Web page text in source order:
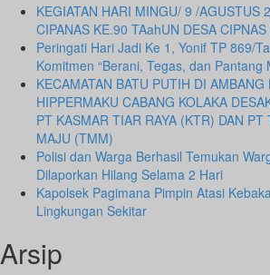
KEGIATAN HARI MINGU/ 9 /AGUSTUS
CIPANAS KE.90 TAahUN DESA
Peringati Hari Jadi Ke 1, Yonif TP 869/
Komitmen “Berani, Tegas, dan Pantang
KECAMATAN BATU PUTIH DI AMBANG
HIPPERMAKU CABANG KOLAKA
PT KASMAR TIAR RAYA (KTR) DAN PT
MAJU (TMM)
Polisi dan Warga Berhasil Temukan
Dilaporkan Hilang Selama 2 Hari
Kapolsek Pagimana Pimpin Atasi
Lingkungan Sekitar
Arsip